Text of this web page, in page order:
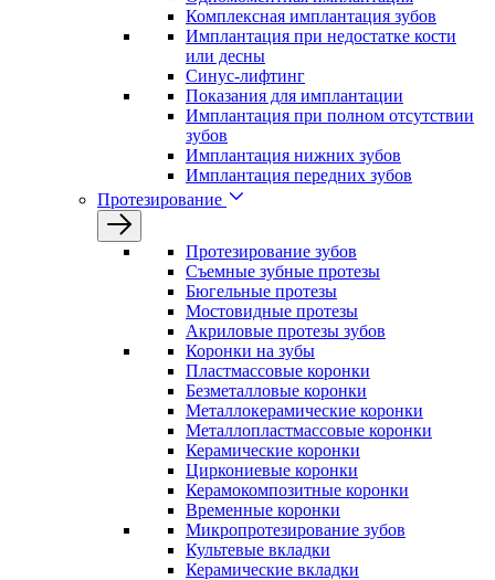
Комплексная имплантация зубов
Имплантация при недостатке кости
или десны
Синус-лифтинг
Показания для имплантации
Имплантация при полном отсутствии
зубов
Имплантация нижних зубов
Имплантация передних зубов
Протезирование
Протезирование зубов
Съемные зубные протезы
Бюгельные протезы
Мостовидные протезы
Акриловые протезы зубов
Коронки на зубы
Пластмассовые коронки
Безметалловые коронки
Металлокерамические коронки
Металлопластмассовые коронки
Керамические коронки
Циркониевые коронки
Керамокомпозитные коронки
Временные коронки
Микропротезирование зубов
Культевые вкладки
Керамические вкладки